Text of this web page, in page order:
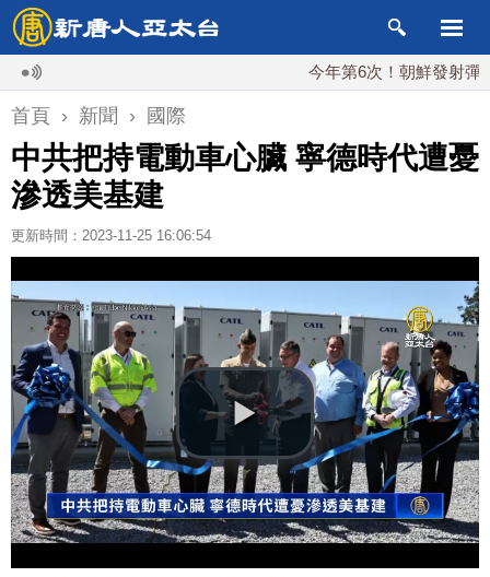
今年第6次！朝鮮發射彈道導彈
首頁 › 新聞 › 國際
中共把持電動車心臟 寧德時代遭憂
滲透美基建
更新時間：2023-11-25 16:06:54